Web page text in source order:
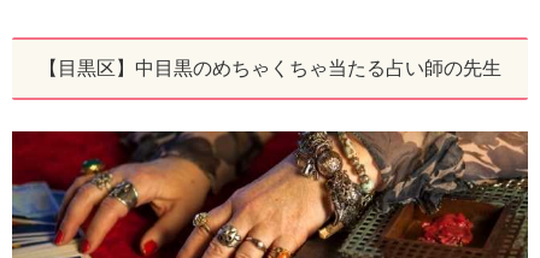
【目黒区】中目黒のめちゃくちゃ当たる占い師の先生